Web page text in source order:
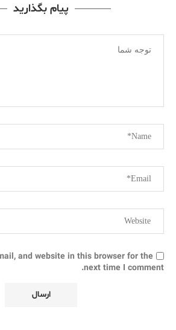
پیام بگذارید
and website in this browser for the
next time I comment.